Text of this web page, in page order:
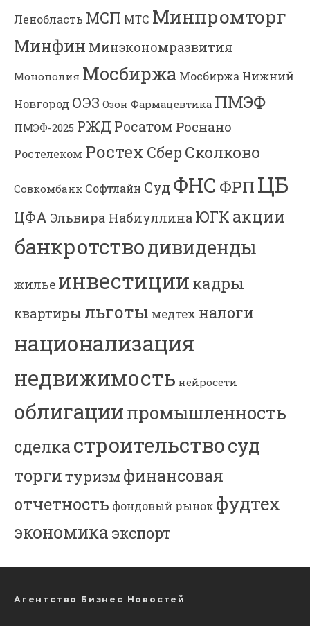
Ленобласть МСП МТС Минпромторг
Минфин Минэкономразвития
Монополия Мосбиржа Мосбиржа Нижний
Новгород ОЭЗ Озон Фармацевтика ПМЭФ
ПМЭФ-2025 РЖД Росатом Роснано
Ростелеком Ростех Сбер Сколково
Совкомбанк Софтлайн Суд ФНС ФРП ЦБ
ЦФА Эльвира Набиуллина ЮГК акции
банкротстводивиденды
жилье инвестиции кадры
квартиры льготы медтех налоги
национализация
недвижимость нейросети
облигациипромышленность
сделкастроительствосуд
торгитуризм финансовая
отчетность фондовый рынок фудтех
экономика экспорт
Агентство Бизнес Новостей